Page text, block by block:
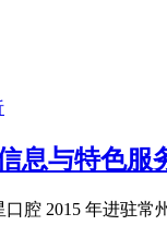
息与特色服
腔 2015 年进驻常